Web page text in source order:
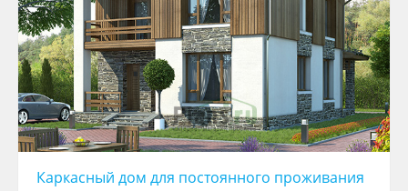
Каркасный дом для постоянного проживания